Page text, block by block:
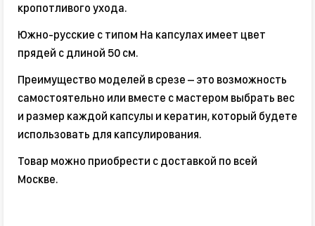
кропотливого ухода.
Южно-русские с типом На капсулах имеет цвет
прядей с длиной 50 см.
Преимущество моделей в срезе – это возможность
самостоятельно или вместе с мастером выбрать вес
и размер каждой капсулы и кератин, который будете
использовать для капсулирования.
Товар можно приобрести с доставкой по всей
Москве.